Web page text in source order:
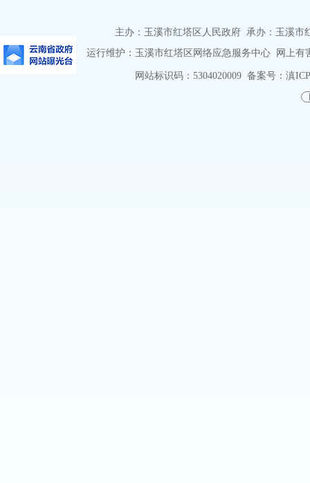
主办：玉溪市红塔区人民政府 承办：玉溪市
运行维护：玉溪市红塔区网络应急服务中心 网上有
网站标识码：5304020009备案号：滇